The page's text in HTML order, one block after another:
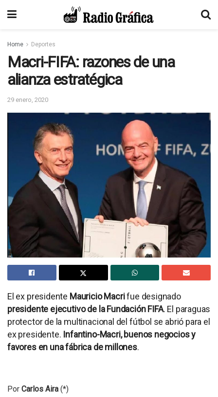
Home Deportes
Macri-FIFA: razones de una
alianza estratégica
29 enero, 2020
El ex presidente Mauricio Macrifue designado
presidente ejecutivo de la Fundación FIFA. El paraguas
protector de la multinacional del fútbol se abrió para el
ex presidente. Infantino-Macri, buenos negocios y
favores en una fábrica de millones.
Por Carlos Aira (*)